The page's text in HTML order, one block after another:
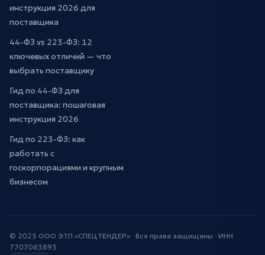
инструкция 2026 для
поставщика
44-ФЗ vs 223-ФЗ: 12
ключевых отличий — что
выбрать поставщику
Гид по 44-ФЗ для
поставщика: пошаговая
инструкция 2026
Гид по 223-ФЗ: как
работать с
госкорпорациями и крупным
бизнесом
© 2025 ООО ЭТП «СПЕЦТЕНДЕР» · Все права защищены · ИНН
7707083893